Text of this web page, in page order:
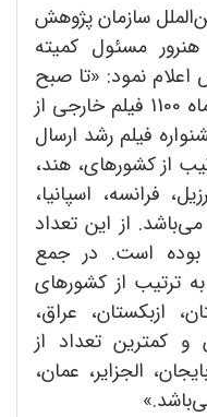
سازمان پژوهش
هنرور مسئول کمیته
نمود: «تا صبح
روز ‌شنبه بیست و هفتم شهریور ماه 1100 فیلم خارجی از
فیلم رشد ارسال
از کشورهای، هند،
فرانسه، اسپانیا،
از این تعداد
اسلامی بوده است. در جمع
ترتیب از کشورهای
ازبکستان، عراق،
و کمترین تعداد از
الجزایر، عمان،